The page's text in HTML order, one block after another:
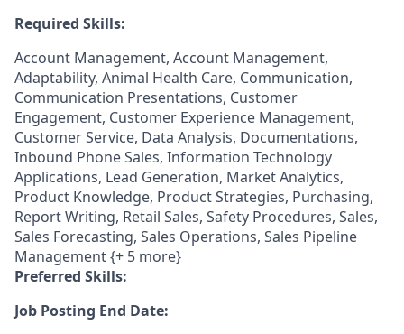
Required Skills:
Account Management, Account Management,
Adaptability, Animal Health Care, Communication,
Communication Presentations, Customer
Engagement, Customer Experience Management,
Customer Service, Data Analysis, Documentations,
Inbound Phone Sales, Information Technology
Applications, Lead Generation, Market Analytics,
Product Knowledge, Product Strategies, Purchasing,
Report Writing, Retail Sales, Safety Procedures, Sales,
Sales Forecasting, Sales Operations, Sales Pipeline
Management {+ 5 more}
Preferred Skills:
Job Posting End Date: